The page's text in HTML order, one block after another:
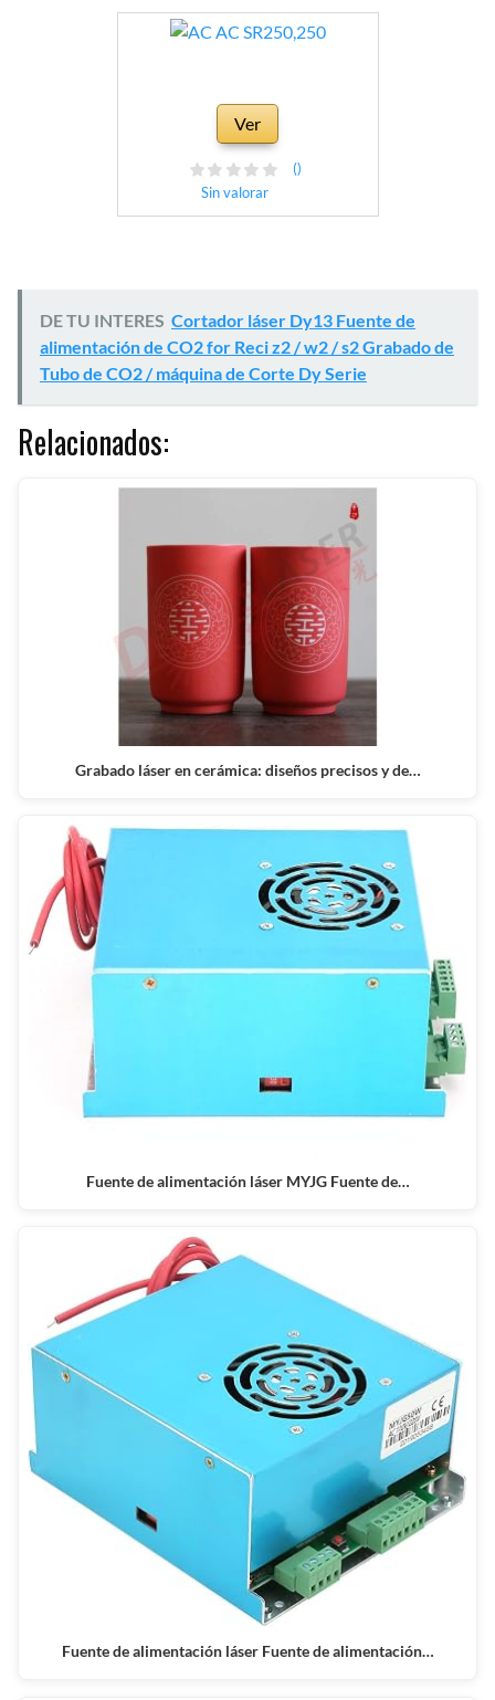
Ver
Sin valorar
()
DE TU INTERES Cortador láser Dy13 Fuente de
alimentación de CO2 for Reci z2 / w2 / s2 Grabado de
Tubo de CO2 / máquina de Corte Dy Serie
Relacionados:
Grabado láser en cerámica: diseños precisos y de…
Fuente de alimentación láser MYJG Fuente de…
Fuente de alimentación láser Fuente de alimentación…